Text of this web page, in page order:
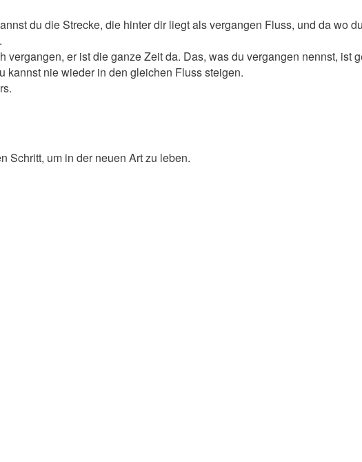
du die Strecke, die hinter dir liegt als vergangen Fluss, und da wo
er ist die ganze Zeit da. Das, was du vergangen nennst, ist
kannst nie wieder in den gleichen Fluss steigen.
Schritt, um in der neuen Art zu leben.